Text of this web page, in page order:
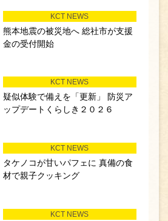
KCT NEWS
熊本地震の被災地へ 総社市が支援
金の受付開始
KCT NEWS
疑似体験で備えを「更新」 防災ア
ップデートくらしき２０２６
KCT NEWS
タケノコが甘いパフェに 真備の食
材で親子クッキング
KCT NEWS